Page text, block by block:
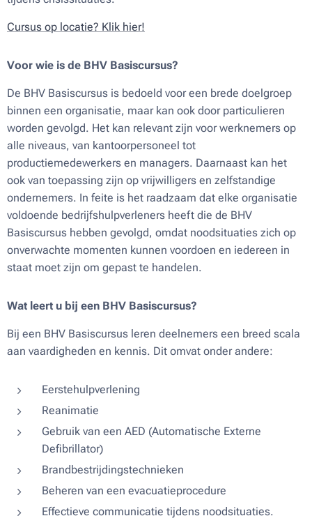
Cursus op locatie? Klik hier!
Voor wie is de BHV Basiscursus?
De BHV Basiscursus is bedoeld voor een brede doelgroep
binnen een organisatie, maar kan ook door particulieren
worden gevolgd. Het kan relevant zijn voor werknemers op
alle niveaus, van kantoorpersoneel tot
productiemedewerkers en managers. Daarnaast kan het
ook van toepassing zijn op vrijwilligers en zelfstandige
ondernemers. In feite is het raadzaam dat elke organisatie
voldoende bedrijfshulpverleners heeft die de BHV
Basiscursus hebben gevolgd, omdat noodsituaties zich op
onverwachte momenten kunnen voordoen en iedereen in
staat moet zijn om gepast te handelen.
Wat leert u bij een BHV Basiscursus?
Bij een BHV Basiscursus leren deelnemers een breed scala
aan vaardigheden en kennis. Dit omvat onder andere:
Eerstehulpverlening
Reanimatie
Gebruik van een AED (Automatische Externe
Defibrillator)
Brandbestrijdingstechnieken
Beheren van een evacuatieprocedure
Effectieve communicatie tijdens noodsituaties.